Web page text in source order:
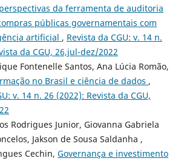
da ferramenta de auditoria
públicas governamentais com
artificial , Revista da CGU: v. 14 n.
da CGU, 26,jul-dez/2022
Fontenelle Santos, Ana Lúcia Romão,
no Brasil e ciência de dados ,
v. 14 n. 26 (2022): Revista da CGU,
Rodrigues Junior, Giovanna Gabriela
Jakson de Sousa Saldanha ,
Cechin, Governança e investimento